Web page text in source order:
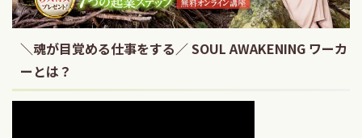
＼魂が目覚める仕事をする／ SOUL AWAKENING ワーカ
ーとは？